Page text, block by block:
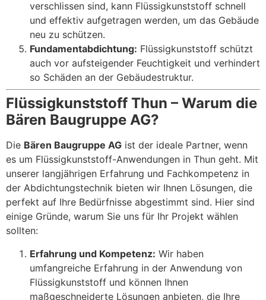
verschlissen sind, kann Flüssigkunststoff schnell
und effektiv aufgetragen werden, um das Gebäude
neu zu schützen.
Fundamentabdichtung: Flüssigkunststoff schützt
auch vor aufsteigender Feuchtigkeit und verhindert
so Schäden an der Gebäudestruktur.
Flüssigkunststoff Thun – Warum die
Bären Baugruppe AG?
Die Bären Baugruppe AG ist der ideale Partner, wenn
es um Flüssigkunststoff-Anwendungen in Thun geht. Mit
unserer langjährigen Erfahrung und Fachkompetenz in
der Abdichtungstechnik bieten wir Ihnen Lösungen, die
perfekt auf Ihre Bedürfnisse abgestimmt sind. Hier sind
einige Gründe, warum Sie uns für Ihr Projekt wählen
sollten:
Erfahrung und Kompetenz: Wir haben
umfangreiche Erfahrung in der Anwendung von
Flüssigkunststoff und können Ihnen
maßgeschneiderte Lösungen anbieten, die Ihre